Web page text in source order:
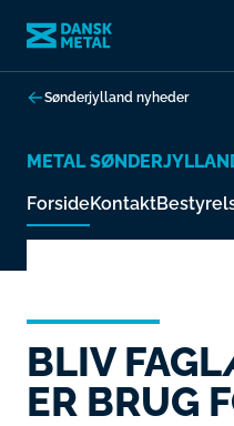
Sønderjylland nyheder
METAL
ForsideKontakt
BLIV
ER BRUG